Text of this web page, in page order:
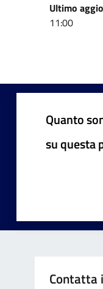
Ultimo
11:00
Quanto
su questa
Contatta